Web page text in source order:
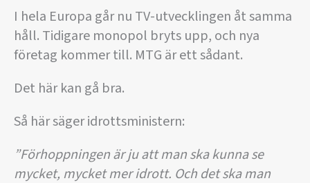
I hela Europa går nu TV-utvecklingen åt samma
håll. Tidigare monopol bryts upp, och nya
företag kommer till. MTG är ett sådant.
Det här kan gå bra.
Så här säger idrottsministern:
”Förhoppningen är ju att man ska kunna se
mycket, mycket mer idrott. Och det ska man